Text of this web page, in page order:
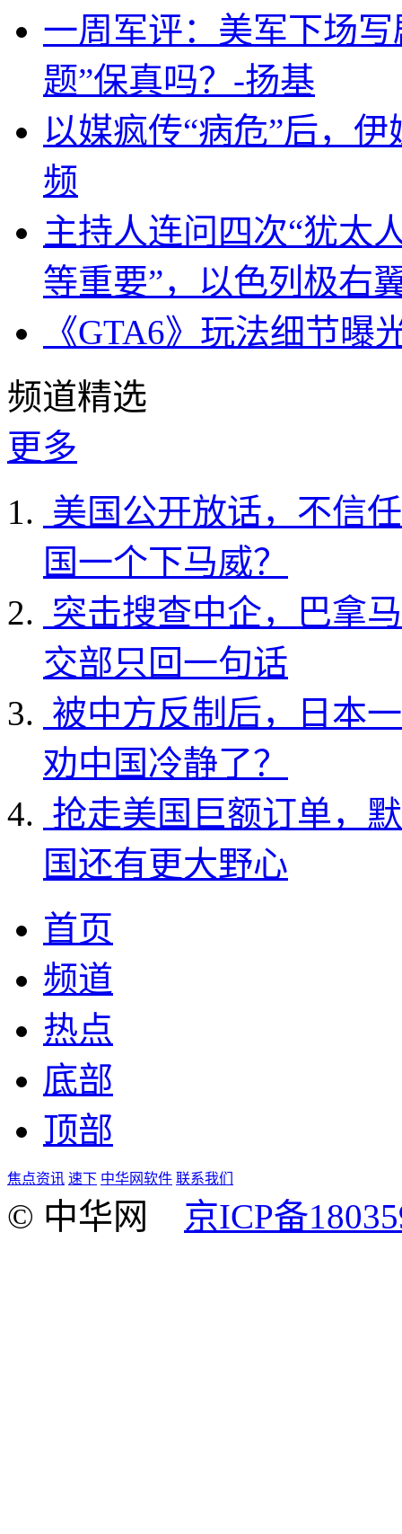
一周军评：美军下场
题”保真吗？-扬基
以媒疯传“病危”后，
频
主持人连问四次“犹太
等重要”，以色列极右
《GTA6》玩法细节
频道精选
更多
美国公开放话，不信
国一个下马威？
突击搜查中企，巴拿
交部只回一句话
被中方反制后，日本
劝中国冷静了？
抢走美国巨额订单，
国还有更大野心
首页
频道
热点
底部
顶部
焦点资讯 速下 中华网软件 联系我们
© 中华网 京ICP备